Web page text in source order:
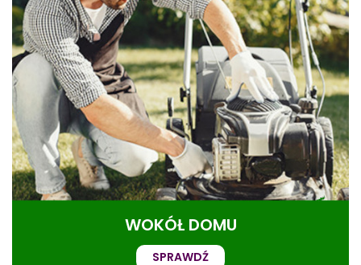
WOKÓŁ DOMU
SPRAWDŹ